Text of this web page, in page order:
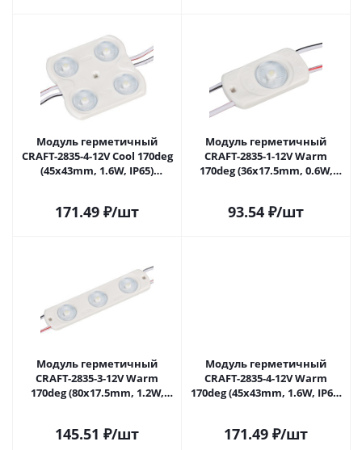
Модуль герметичный
CRAFT-2835-4-12V Cool 170deg
(45x43mm, 1.6W, IP65)
171.49 ₽/шт
Модуль герметичный
CRAFT-2835-1-12V Warm
170deg (36x17.5mm, 0.6W,
93.54 ₽/шт
Модуль герметичный
CRAFT-2835-3-12V Warm
170deg (80x17.5mm, 1.2W,
145.51 ₽/шт
Модуль герметичный
CRAFT-2835-4-12V Warm
170deg (45x43mm, 1.6W, IP65)
171.49 ₽/шт